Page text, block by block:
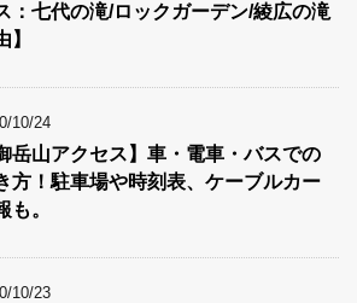
：七代の滝/ロックガーデン/綾広の滝
】
10/24
岳山アクセス】車・電車・バスでの
方！駐車場や時刻表、ケーブルカー
も。
10/23